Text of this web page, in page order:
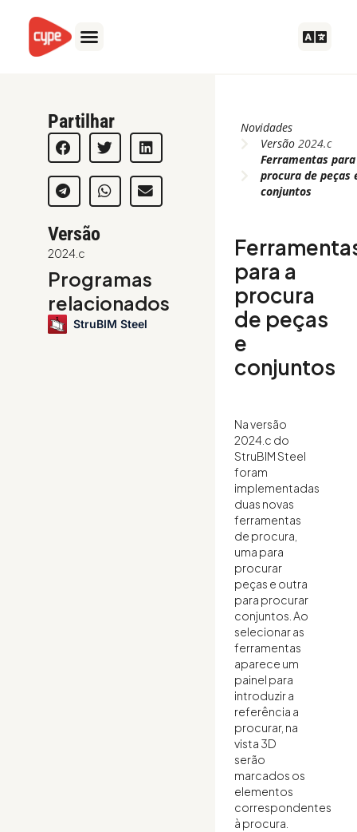
content
Partilhar
Versão
2024.c
Programas
relacionados
StruBIM Steel
Novidades
Versão2024.c
Ferramentas
procura de peças
conjuntos
para a
procura
de peças
e
conjuntos
Na versão
2024.c do
StruBIM Steel
foram
implementadas
duas novas
ferramentas
de procura,
uma para
procurar
peças e outra
para procurar
conjuntos. Ao
selecionar as
ferramentas
aparece um
painel para
introduzir a
referência a
procurar, na
vista 3D
serão
marcados os
elementos
correspondentes
à procura.